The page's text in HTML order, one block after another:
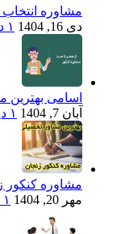
مشاوره
دی 16, 1404
۱ دیدگاه
اسامی بهترین
آبان 7, 1404
۱ دیدگاه
مشاوره کنکور
مهر 20, 1404
۱ دیدگاه